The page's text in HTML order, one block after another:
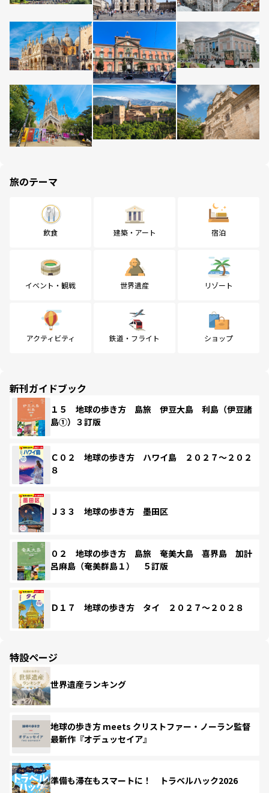
旅のテーマ
飲食 建築・アート 宿泊
イベント・観戦 世界遺産 リゾート
アクティビティ 鉄道・フライト ショップ
新刊ガイドブック
１５ 地球の歩き方 島旅 伊豆大島 利島（伊豆諸
島①）３訂版
Ｃ０２ 地球の歩き方 ハワイ島 ２０２７～２０２
８
Ｊ３３ 地球の歩き方 墨田区
０２ 地球の歩き方 島旅 奄美大島 喜界島 加計
呂麻島（奄美群島１） ５訂版
Ｄ１７ 地球の歩き方 タイ ２０２７～２０２８
特設ページ
世界遺産ランキング
地球の歩き方 meets クリストファー・ノーラン監督
最新作『オデュッセイア』
準備も滞在もスマートに！ トラベルハック2026